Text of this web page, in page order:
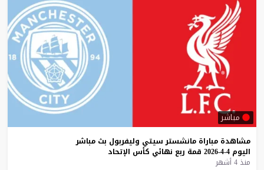
مباشر
مشاهدة مباراة مانشستر سيتي وليفربول بث مباشر
اليوم 4-4-2026 قمة ربع نهائي كأس الإتحاد
منذ 4 أشهر